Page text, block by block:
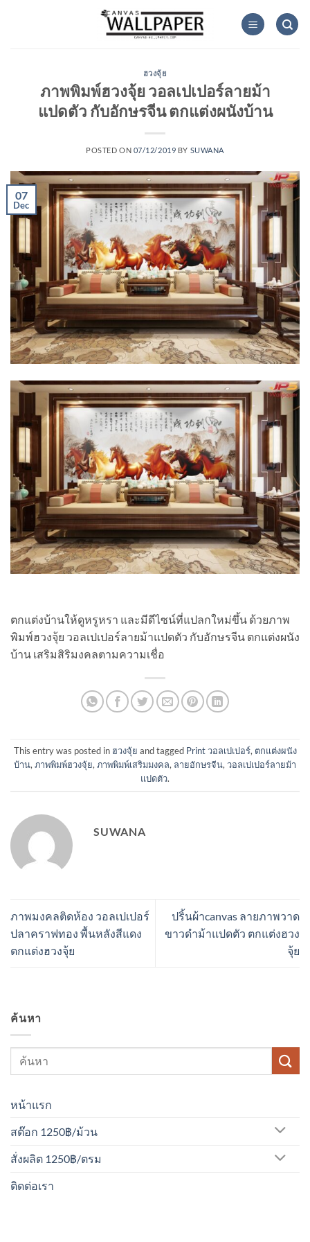
ฮวงจุ้ย
ภาพพิมพ์ฮวงจุ้ย วอลเปเปอร์ลายม้า
แปดตัว กับอักษรจีน ตกแต่งผนังบ้าน
POSTED ON 07/12/2019 BY SUWANA
07
Dec
ตกแต่งบ้านให้ดูหรูหรา และมีดีไซน์ที่แปลกใหม่ขึ้น ด้วยภาพ
พิมพ์ฮวงจุ้ย วอลเปเปอร์ลายม้าแปดตัว กับอักษรจีน ตกแต่งผนัง
บ้าน เสริมสิริมงคลตามความเชื่อ
This entry was posted in ฮวงจุ้ย and tagged Print วอลเปเปอร์, ตกแต่งผนัง
บ้าน, ภาพพิมพ์ฮวงจุ้ย, ภาพพิมพ์เสริมมงคล, ลายอักษรจีน, วอลเปเปอร์ลายม้า
แปดตัว.
SUWANA
ภาพมงคลติดห้อง วอลเปเปอร์
ปลาคราฟทอง พื้นหลังสีแดง
ตกแต่งฮวงจุ้ย
ปริ้นผ้าcanvas ลายภาพวาด
ขาวดำม้าแปดตัว ตกแต่งฮวง
จุ้ย
ค้นหา
หน้าแรก
สต๊อก 1250฿/ม้วน
สั่งผลิต 1250฿/ตรม
ติดต่อเรา